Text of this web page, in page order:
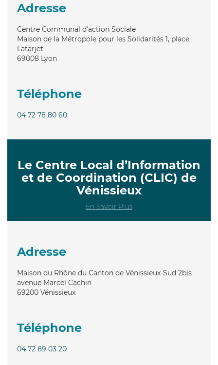
Adresse
Centre Communal d'action Sociale
Maison de la Métropole pour les Solidarités 1, place
Latarjet
69008 Lyon
Téléphone
04 72 78 80 60
Le Centre Local d’Information
et de Coordination (CLIC) de
Vénissieux
En Savoir Plus
Adresse
Maison du Rhône du Canton de Vénissieux-Sud 2bis
avenue Marcel Cachin
69200 Vénissieux
Téléphone
04 72 89 03 20